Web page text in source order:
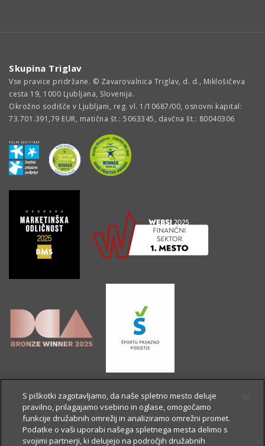
Skupina Triglav
Vse pravice pridržane. © Zavarovalnica Triglav, d. d., Miklošičeva
cesta 19, 1000 Ljubljana, Slovenija.
Okrožno sodišče v Ljubljani, reg. vl. 1/10687/00, osnovni kapital:
73.701.391,79 EUR, matična št.: 5063345, davčna št.: 80040306
S piškotki zagotavljamo, da naše spletno mesto deluje
pravilno, prilagajamo vsebino in oglase, omogočamo
funkcije družabnih omrežij in analiziramo omrežni promet.
Podatke o vaši uporabi našega spletnega mesta delimo s
svojimi partnerji, ki delujejo na področjih družabnih